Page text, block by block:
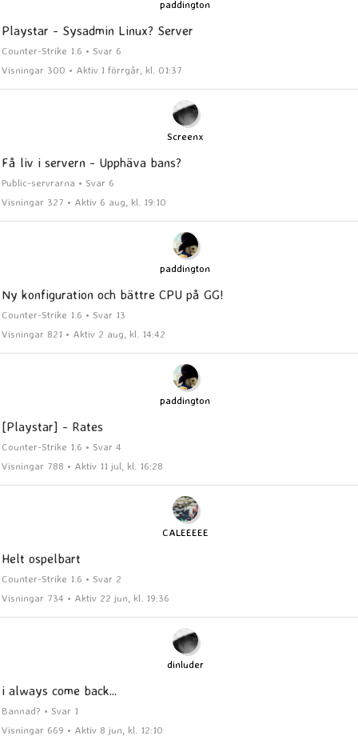
paddington
Playstar - Sysadmin Linux? Server
Counter-Strike 1.6 • Svar 6
Visningar 300 • Aktiv I förrgår, kl. 01:37
Screenx
Få liv i servern - Upphäva bans?
Public-servrarna • Svar 6
Visningar 327 • Aktiv 6 aug, kl. 19:10
paddington
Ny konfiguration och bättre CPU på GG!
Counter-Strike 1.6 • Svar 13
Visningar 821 • Aktiv 2 aug, kl. 14:42
paddington
[Playstar] - Rates
Counter-Strike 1.6 • Svar 4
Visningar 788 • Aktiv 11 jul, kl. 16:28
CALEEEEE
Helt ospelbart
Counter-Strike 1.6 • Svar 2
Visningar 734 • Aktiv 22 jun, kl. 19:36
dinluder
i always come back...
Bannad? • Svar 1
Visningar 669 • Aktiv 8 jun, kl. 12:10